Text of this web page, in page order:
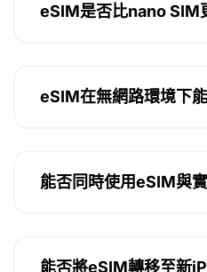
eSIM是否比nano SIM
eSIM在無網路環境下
能否同時使用eSIM與
能否將eSIM轉移至新